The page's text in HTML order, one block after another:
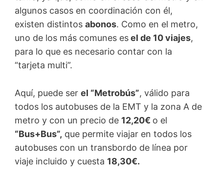
algunos casos en coordinación con él,
existen distintos abonos. Como en el metro,
uno de los más comunes esel de 10 viajes,
para lo que es necesario contar con la
“tarjeta multi”.
Aquí, puede ser el “Metrobús”, válido para
todos los autobuses de la EMT y la zona A de
metro y con un precio de 12,20€ o el
“Bus+Bus”, que permite viajar en todos los
autobuses con un transbordo de línea por
viaje incluido y cuesta 18,30€.